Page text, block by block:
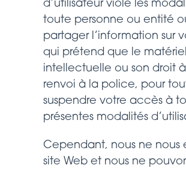
d’utilisateur viole les
toute personne ou entité
partager l’information sur
qui prétend que le
intellectuelle ou son droit
renvoi à la police, pour
suspendre votre accès à
présentes modalités
Cependant, nous ne nous
site Web et nous ne